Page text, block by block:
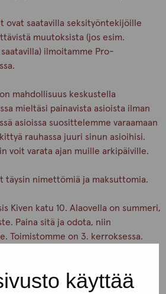
käyttää
ovat saatavilla seksityöntekijöille
muutoksista (jos esim.
ilmoitamme Pro-
mahdollisuus keskustella
mieltäsi painavista asioista ilman
asioissa suosittelemme varaamaan
rauhassa juuri sinun asioihisi.
voit varata ajan muille arkipäiville.
täysin nimettömiä ja maksuttomia.
Kiven katu 10. Alaovella on summeri,
Paina sitä ja odota, niin
Toimistomme on 3. kerroksessa.